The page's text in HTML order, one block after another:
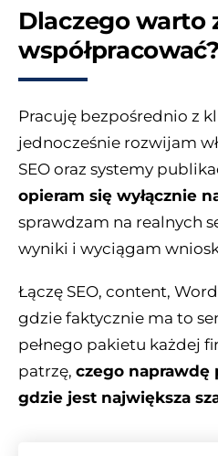
Dlaczego warto
współpracować?
Pracuję bezpośrednio z
jednocześnie rozwijam
SEO oraz systemy
opieram się wyłącznie
sprawdzam na realnych
wyniki i wyciągam
Łączę SEO, content,
gdzie faktycznie ma to
pełnego pakietu każdej
patrzę, czego naprawdę
gdzie jest największa